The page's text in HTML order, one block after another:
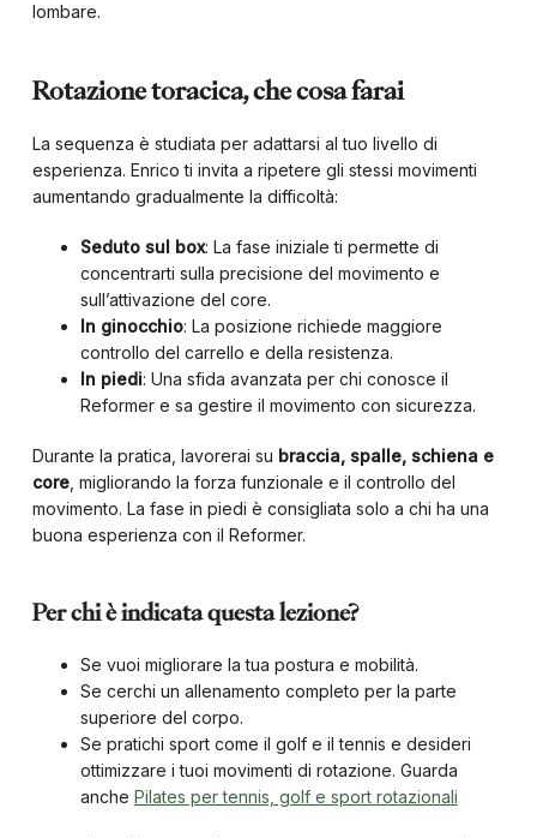
lombare.
Rotazione toracica, che cosa farai
La sequenza è studiata per adattarsi al tuo livello di
esperienza. Enrico ti invita a ripetere gli stessi movimenti
aumentando gradualmente la difficoltà:
Seduto sul box: La fase iniziale ti permette di
concentrarti sulla precisione del movimento e
sull’attivazione del core.
In ginocchio: La posizione richiede maggiore
controllo del carrello e della resistenza.
In piedi: Una sfida avanzata per chi conosce il
Reformer e sa gestire il movimento con sicurezza.
Durante la pratica, lavorerai su braccia, spalle, schiena e
core, migliorando la forza funzionale e il controllo del
movimento. La fase in piedi è consigliata solo a chi ha una
buona esperienza con il Reformer.
Per chi è indicata questa lezione?
Se vuoi migliorare la tua postura e mobilità.
Se cerchi un allenamento completo per la parte
superiore del corpo.
Se pratichi sport come il golf e il tennis e desideri
ottimizzare i tuoi movimenti di rotazione. Guarda
anche Pilates per tennis, golf e sport rotazionali